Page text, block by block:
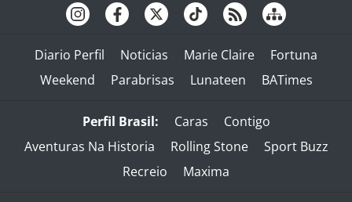
Diario Perfil Noticias Marie Claire
Fortuna
Weekend
Parabrisas Lunateen BATimes
Perfil Brasil: Caras
Contigo
Aventuras Na Historia
Rolling Stone
Sport Buzz
Recreio
Maxima